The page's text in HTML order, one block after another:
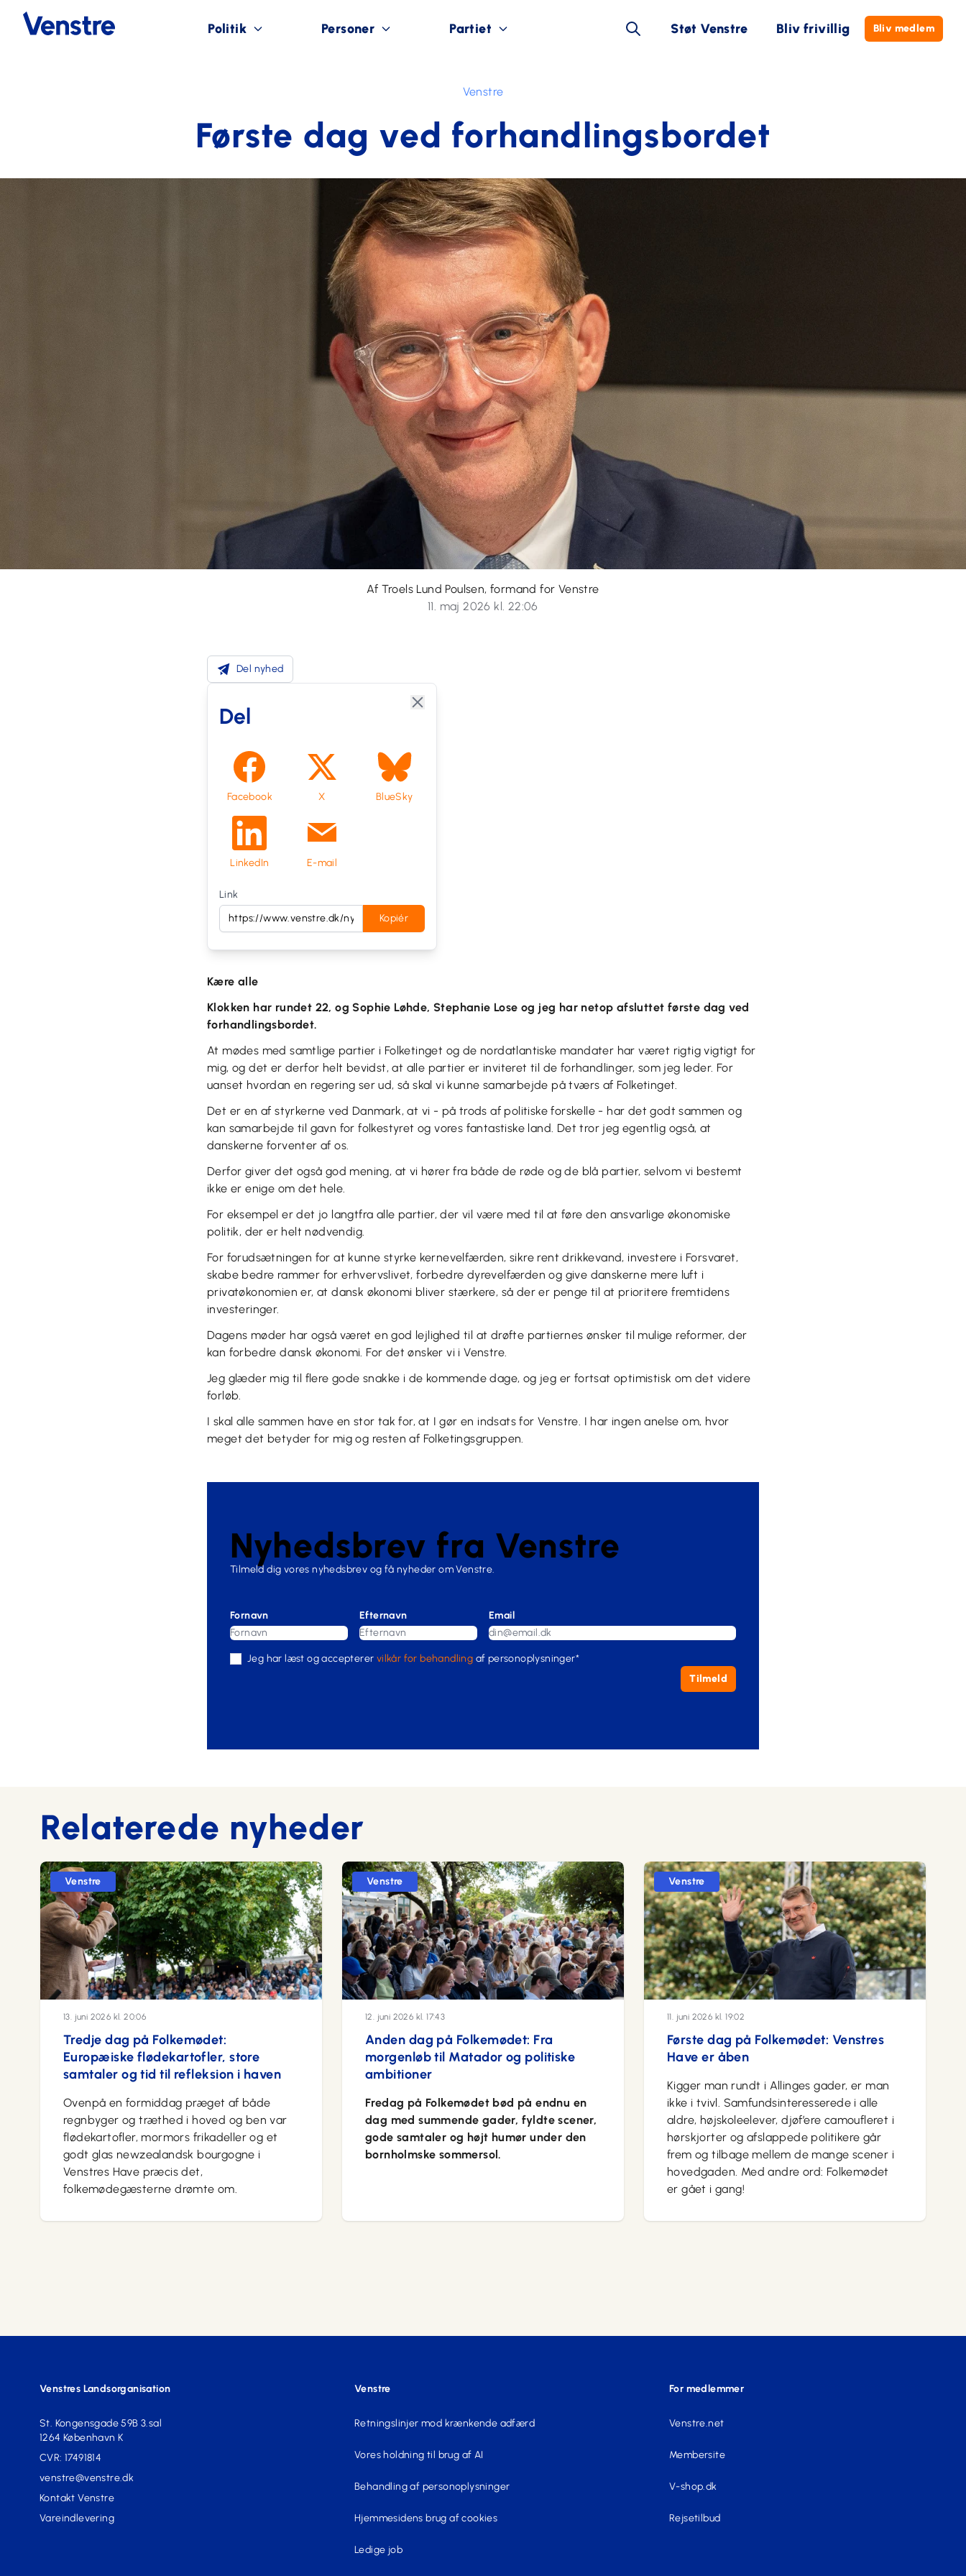
Politik Personer Partiet Støt Venstre Bliv frivillig Bliv medlem
Venstre
Første dag ved forhandlingsbordet
Af Troels Lund Poulsen, formand for Venstre
11. maj 2026 kl. 22:06
Del nyhed
Del
Facebook X BlueSky
LinkedIn E-mail
Link
Kopiér
Kære alle
Klokken har rundet 22, og Sophie Løhde, Stephanie Lose og jeg har netop afsluttet første dag ved
forhandlingsbordet.
At mødes med samtlige partier i Folketinget og de nordatlantiske mandater har været rigtig vigtigt for
mig, og det er derfor helt bevidst, at alle partier er inviteret til de forhandlinger, som jeg leder. For
uanset hvordan en regering ser ud, så skal vi kunne samarbejde på tværs af Folketinget.
Det er en af styrkerne ved Danmark, at vi - på trods af politiske forskelle - har det godt sammen og
kan samarbejde til gavn for folkestyret og vores fantastiske land. Det tror jeg egentlig også, at
danskerne forventer af os.
Derfor giver det også god mening, at vi hører fra både de røde og de blå partier, selvom vi bestemt
ikke er enige om det hele.
For eksempel er det jo langtfra alle partier, der vil være med til at føre den ansvarlige økonomiske
politik, der er helt nødvendig.
For forudsætningen for at kunne styrke kernevelfærden, sikre rent drikkevand, investere i Forsvaret,
skabe bedre rammer for erhvervslivet, forbedre dyrevelfærden og give danskerne mere luft i
privatøkonomien er, at dansk økonomi bliver stærkere, så der er penge til at prioritere fremtidens
investeringer.
Dagens møder har også været en god lejlighed til at drøfte partiernes ønsker til mulige reformer, der
kan forbedre dansk økonomi. For det ønsker vi i Venstre.
Jeg glæder mig til flere gode snakke i de kommende dage, og jeg er fortsat optimistisk om det videre
forløb.
I skal alle sammen have en stor tak for, at I gør en indsats for Venstre. I har ingen anelse om, hvor
meget det betyder for mig og resten af Folketingsgruppen.
Nyhedsbrev fra Venstre
Tilmeld dig vores nyhedsbrev og få nyheder om Venstre.
Fornavn Efternavn Email
Jeg har læst og accepterer vilkår for behandling af personoplysninger*
Tilmeld
Relaterede nyheder
Venstre
13. juni 2026 kl. 20:06
Tredje dag på Folkemødet:
Europæiske flødekartofler, store
samtaler og tid til refleksion i haven
Ovenpå en formiddag præget af både
regnbyger og træthed i hoved og ben var
flødekartofler, mormors frikadeller og et
godt glas newzealandsk bourgogne i
Venstres Have præcis det,
folkemødegæsterne drømte om.
Venstre
12. juni 2026 kl. 17:43
Anden dag på Folkemødet: Fra
morgenløb til Matador og politiske
ambitioner
Fredag på Folkemødet bød på endnu en
dag med summende gader, fyldte scener,
gode samtaler og højt humør under den
bornholmske sommersol.
Venstre
11. juni 2026 kl. 19:02
Første dag på Folkemødet: Venstres
Have er åben
Kigger man rundt i Allinges gader, er man
ikke i tvivl. Samfundsinteresserede i alle
aldre, højskoleelever, djøf’ere camoufleret i
hørskjorter og afslappede politikere går
frem og tilbage mellem de mange scener i
hovedgaden. Med andre ord: Folkemødet
er gået i gang!
Venstres Landsorganisation
St. Kongensgade 59B 3.sal
1264 København K
CVR: 17491814
venstre@venstre.dk
Kontakt Venstre
Vareindlevering
Venstre
Retningslinjer mod krænkende adfærd
Vores holdning til brug af AI
Behandling af personoplysninger
Hjemmesidens brug af cookies
Ledige job
For medlemmer
Venstre.net
Membersite
V-shop.dk
Rejsetilbud